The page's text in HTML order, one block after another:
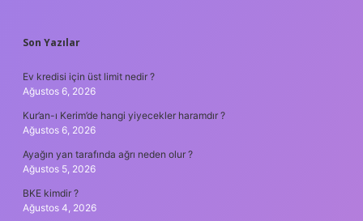
SIDEBAR
Son Yazılar
Ev kredisi için üst limit nedir ?
Ağustos 6, 2026
Kur’an-ı Kerim’de hangi yiyecekler haramdır ?
Ağustos 6, 2026
Ayağın yan tarafında ağrı neden olur ?
Ağustos 5, 2026
BKE kimdir ?
Ağustos 4, 2026